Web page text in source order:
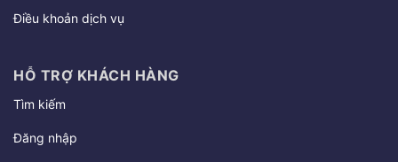
Điều khoản dịch vụ
HỖ TRỢ KHÁCH HÀNG
Tìm kiếm
Đăng nhập